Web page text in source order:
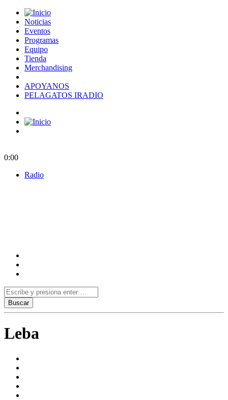
Noticias
Eventos
Programas
Equipo
Tienda
Merchandising
APOYANOS
PELAGATOS IRADIO
0:00
Radio
Leba